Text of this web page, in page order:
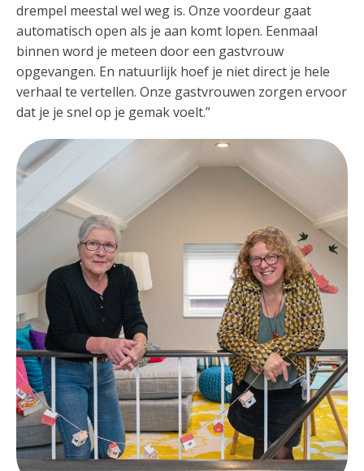
drempel meestal wel weg is. Onze voordeur gaat
automatisch open als je aan komt lopen. Eenmaal
binnen word je meteen door een gastvrouw
opgevangen. En natuurlijk hoef je niet direct je hele
verhaal te vertellen. Onze gastvrouwen zorgen ervoor
dat je je snel op je gemak voelt.”